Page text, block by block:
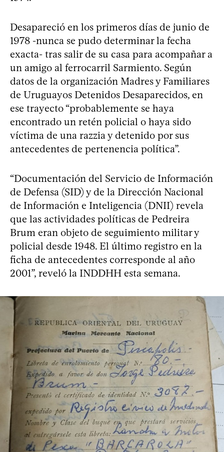
Desapareció en los primeros días de junio de
1978 -nunca se pudo determinar la fecha
exacta- tras salir de su casa para acompañar a
un amigo al ferrocarril Sarmiento. Según
datos de la organización Madres y Familiares
de Uruguayos Detenidos Desaparecidos, en
ese trayecto “probablemente se haya
encontrado un retén policial o haya sido
víctima de una razzia y detenido por sus
antecedentes de pertenencia política”.
“Documentación del Servicio de Información
de Defensa (SID) y de la Dirección Nacional
de Información e Inteligencia (DNII) revela
que las actividades políticas de Pedreira
Brum eran objeto de seguimiento militar y
policial desde 1948. El último registro en la
ficha de antecedentes corresponde al año
2001”, reveló la INDDHH esta semana.